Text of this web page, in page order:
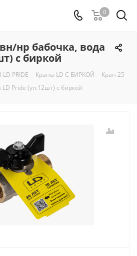
0
нр бабочка, вода
с биркой
PRIDE - Краны LD С БИРКОЙ - Кран 25
Pride (уп.12шт) с биркой